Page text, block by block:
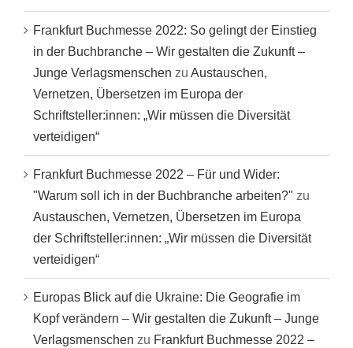
Frankfurt Buchmesse 2022: So gelingt der Einstieg
in der Buchbranche – Wir gestalten die Zukunft –
Junge Verlagsmenschen zu Austauschen,
Vernetzen, Übersetzen im Europa der
Schriftsteller:innen: „Wir müssen die Diversität
verteidigen“
Frankfurt Buchmesse 2022 – Für und Wider:
"Warum soll ich in der Buchbranche arbeiten?" zu
Austauschen, Vernetzen, Übersetzen im Europa
der Schriftsteller:innen: „Wir müssen die Diversität
verteidigen“
Europas Blick auf die Ukraine: Die Geografie im
Kopf verändern – Wir gestalten die Zukunft – Junge
Verlagsmenschen zu Frankfurt Buchmesse 2022 –